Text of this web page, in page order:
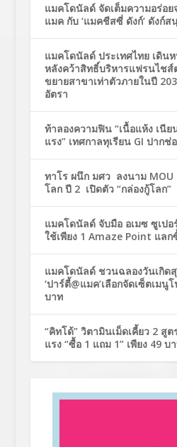
แมคโดนัลด์ จัดเต็มความอร่อ
แมค กับ ‘แมคชีสซี่ ดังก์’ ดังก์ส
แมคโดนัลด์ ประเทศไทย เดิน
หลังคว้าสิทธิ์บริหารแฟรนไชส์
ขยายสาขาเท่าตัวภายในปี
อัตรา
ท้าลองความฟิน “เนื้อแห้ง เนี
แรง” เทศกาลทุเรียน GI ปากช่
ทาโร ผนึก มศว ลงนาม
โลก ปี 2 เปิดตัว “กล่องกู้โลก
แมคโดนัลด์ จับมือ อเมซ ซูเป
ใช้เพียง 1 Amaze Point แล
แมคโดนัลด์ ชวนฉลองวันเกิด
‘ปาร์ตี้@แมค’เลือกจัดเซ็ตเมนู
บาท
“คิทโด้” วิตามินเม็ดเคี้ยว 2 สูต
แรง “ซื้อ 1 แถม 1” เพียง 49 บ